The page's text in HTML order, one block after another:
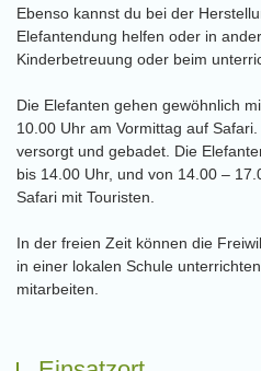
Ebenso kannst du bei der
Elefantendung helfen oder in
Kinderbetreuung oder beim
Die Elefanten gehen gewöhnlich
10.00 Uhr am Vormittag auf
versorgt und gebadet. Die
bis 14.00 Uhr, und von 14.00 –
Safari mit Touristen.
In der freien Zeit können die
in einer lokalen Schule
mitarbeiten.